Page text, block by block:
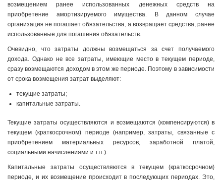
возмещением ранее использованных денежных средств на
приобретение амортизируемого имущества. В данном случае
организация не погашает обязательства, а возвращает средства, ранее
использованные для погашения обязательств.
Очевидно, что затраты должны возмещаться за счет получаемого
дохода. Однако не все затраты, имеющие место в текущем периоде,
сразу возмещаются доходом в этом же периоде. Поэтому в зависимости
от срока возмещения затрат выделяют:
текущие затраты;
капитальные затраты.
Текущие затраты осуществляются и возмещаются (компенсируются) в
текущем (краткосрочном) периоде (например, затраты, связанные с
приобретением материальных ресурсов, заработной платой,
социальными начислениями и т.п.).
Капитальные затраты осуществляются в текущем (краткосрочном)
периоде, и их возмещение происходит в последующих периодах. Это,